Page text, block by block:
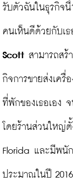
รับตัวฉันในธุรกิจ
คนเห็นดีด้วยกับเธ
Scott สามารถสร้
กิจการขายส่งเครื่
ที่พักของเธอเอง
โดยร้านส่วนใหญ่
Florida และมีพนั
ประมาณในปี